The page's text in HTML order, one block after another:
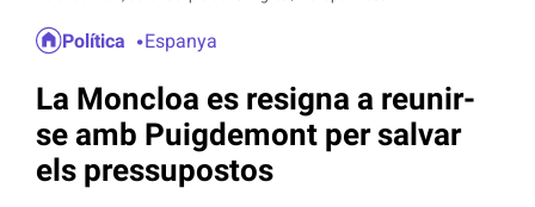
Política Espanya
La Moncloa es resigna a reunir-
se amb Puigdemont per salvar
els pressupostos